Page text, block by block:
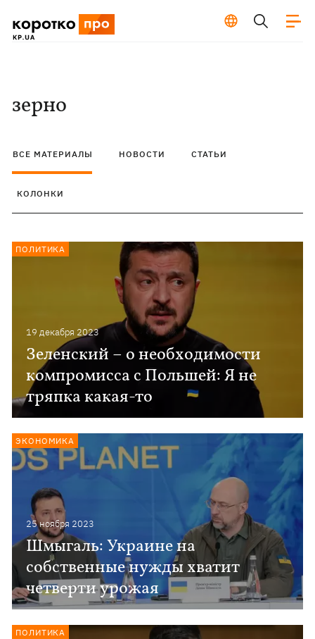
зерно
ВСЕ МАТЕРИАЛЫ НОВОСТИ СТАТЬИ
КОЛОНКИ
19 декабря 2023
Зеленский – о необходимости
компромисса с Польшей: Я не
тряпка какая-то
ПОЛИТИКА
25 ноября 2023
Шмыгаль: Украине на
собственные нужды хватит
четверти урожая
ЭКОНОМИКА
ПОЛИТИКА